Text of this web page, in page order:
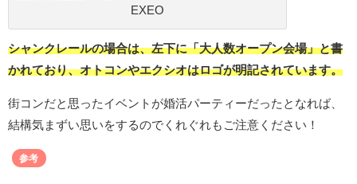
EXEO
シャンクレールの場合は、左下に「大人数オープン会場」と書
かれており、オトコンやエクシオはロゴが明記されています。
街コンだと思ったイベントが婚活パーティーだったとなれば、
結構気まずい思いをするのでくれぐれもご注意ください！
参考